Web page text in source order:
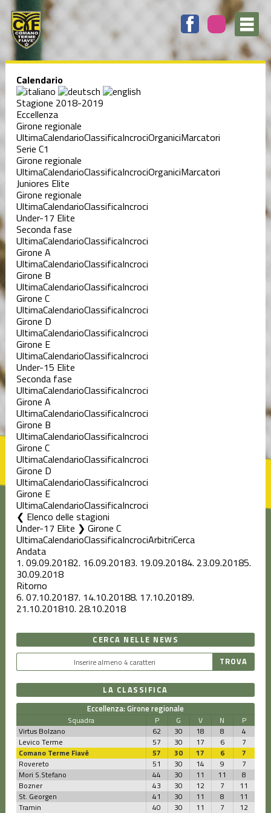
Calendario
Stagione 2018-2019
Eccellenza
Girone regionale
UltimaCalendarioClassificaIncrociOrganiciMarcatori
Serie C1
Girone regionale
UltimaCalendarioClassificaIncrociOrganiciMarcatori
Juniores Elite
Girone regionale
UltimaCalendarioClassificaIncroci
Under-17 Elite
Seconda fase
UltimaCalendarioClassificaIncroci
Girone A
UltimaCalendarioClassificaIncroci
Girone B
UltimaCalendarioClassificaIncroci
Girone C
UltimaCalendarioClassificaIncroci
Girone D
UltimaCalendarioClassificaIncroci
Girone E
UltimaCalendarioClassificaIncroci
Under-15 Elite
Seconda fase
UltimaCalendarioClassificaIncroci
Girone A
UltimaCalendarioClassificaIncroci
Girone B
UltimaCalendarioClassificaIncroci
Girone C
UltimaCalendarioClassificaIncroci
Girone D
UltimaCalendarioClassificaIncroci
Girone E
UltimaCalendarioClassificaIncroci
Elenco delle stagioni
Under-17 Elite ❯ Girone C
UltimaCalendarioClassificaIncrociArbitriCerca
Andata
1. 09.09.20182. 16.09.20183. 19.09.20184. 23.09.20185.
30.09.2018
Ritorno
6. 07.10.20187. 14.10.20188. 17.10.20189.
21.10.201810. 28.10.2018
CERCA NELLE NEWS
LA CLASSIFICA
Eccellenza: Girone regionale
Squadra P G V N
P
Virtus Bolzano
62 30 18 8
4
Levico Terme
57 30 17 6
7
Comano Terme Fiavé
57 30 17 6
7
Rovereto
51 30 14 9
7
Mori S.Stefano
44 30 11 11
8
Bozner
43 30 12 7
11
St. Georgen
41 30 11 8
11
Tramin
40 30 11 7
12